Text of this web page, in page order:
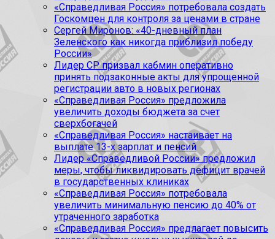
«Справедливая Россия» потребовала создать
Госкомцен для контроля за ценами в стране
Сергей Миронов: «40-дневный план
Зеленского как никогда приблизил победу
России»
Лидер СР призвал кабмин оперативно
принять подзаконные акты для упрощенной
регистрации авто в новых регионах
«Справедливая Россия» предложила
увеличить доходы бюджета за счет
сверхбогачей
«Справедливая Россия» настаивает на
выплате 13-х зарплат и пенсий
Лидер «Справедливой России» предложил
меры, чтобы ликвидировать дефицит врачей
в государственных клиниках
«Справедливая Россия» потребовала
увеличить минимальную пенсию до 40% от
утраченного заработка
«Справедливая Россия» предлагает повысить